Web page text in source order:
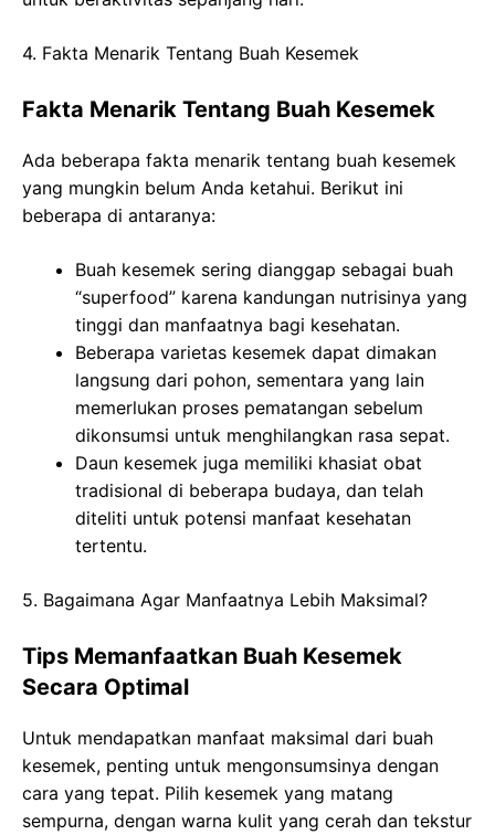
4. Fakta Menarik Tentang Buah Kesemek
Fakta Menarik Tentang Buah Kesemek
Ada beberapa fakta menarik tentang buah kesemek
yang mungkin belum Anda ketahui. Berikut ini
beberapa di antaranya:
Buah kesemek sering dianggap sebagai buah
“superfood” karena kandungan nutrisinya yang
tinggi dan manfaatnya bagi kesehatan.
Beberapa varietas kesemek dapat dimakan
langsung dari pohon, sementara yang lain
memerlukan proses pematangan sebelum
dikonsumsi untuk menghilangkan rasa sepat.
Daun kesemek juga memiliki khasiat obat
tradisional di beberapa budaya, dan telah
diteliti untuk potensi manfaat kesehatan
tertentu.
5. Bagaimana Agar Manfaatnya Lebih Maksimal?
Tips Memanfaatkan Buah Kesemek
Secara Optimal
Untuk mendapatkan manfaat maksimal dari buah
kesemek, penting untuk mengonsumsinya dengan
cara yang tepat. Pilih kesemek yang matang
sempurna, dengan warna kulit yang cerah dan tekstur